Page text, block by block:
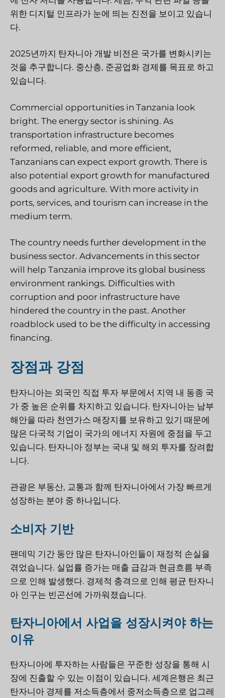
위한 디지털 인프라가 눈에 띄는 진전을 보이고 있습니
다.
2025년까지 탄자니아 개발 비전은 국가를 변화시키는
것을 추구합니다. 중산층, 준공업화 경제를 목표로 하고
있습니다.
Commercial opportunities in Tanzania look
bright. The energy sector is shining. As
transportation infrastructure becomes
reformed, reliable, and more efficient,
Tanzanians can expect export growth. There is
also potential export growth for manufactured
goods and agriculture. With more activity in
ports, services, and tourism can increase in the
medium term.
The country needs further development in the
business sector. Advancements in this sector
will help Tanzania improve its global business
environment rankings. Difficulties with
corruption and poor infrastructure have
hindered the country in the past. Another
roadblock used to be the difficulty in accessing
financing.
장점과 강점
탄자니아는 외국인 직접 투자 부문에서 지역 내 동종 국
가 중 높은 순위를 차지하고 있습니다. 탄자니아는 남부
해안을 따라 천연가스 매장지를 보유하고 있기 때문에
많은 다국적 기업이 국가의 에너지 자원에 중점을 두고
있습니다. 탄자니아 정부는 국내 및 해외 투자를 장려합
니다.
관광은 부동산, 교통과 함께 탄자니아에서 가장 빠르게
성장하는 분야 중 하나입니다.
소비자 기반
팬데믹 기간 동안 많은 탄자니아인들이 재정적 손실을
겪었습니다. 실업률 증가는 매출 급감과 현금흐름 부족
으로 인해 발생했다. 경제적 충격으로 인해 평균 탄자니
아 인구는 빈곤선에 가까워졌습니다.
탄자니아에서 사업을 성장시켜야 하는
이유
탄자니아에 투자하는 사람들은 꾸준한 성장을 통해 시
장에 진출할 수 있는 이점이 있습니다. 세계은행은 최근
탄자니아 경제를 저소득층에서 중저소득층으로 업그레